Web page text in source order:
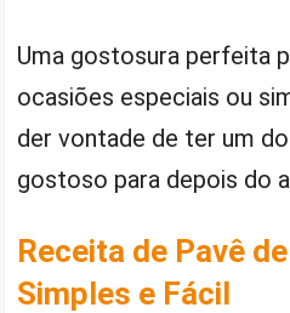
Uma gostosura perfeita
ocasiões especiais ou
der vontade de ter um
gostoso para depois do
Receita de Pavê
Simples e Fácil